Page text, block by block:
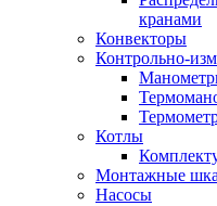
кранами
Конвекторы
Контрольно-
Котлы
Монтажные
Насосы